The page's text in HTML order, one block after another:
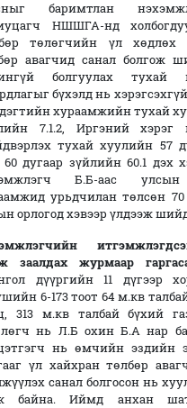
баримтлан
НШШГА-нд
төлөгчийн үл хөдлөх
авагчид санал болгож
болгуулах тухай
бүхэлд нь
хураамжийн тухай
7.1.2, Иргэний хэрэг
тухай хуулийн 57
60 дугаар зүйлийн 60.1 дэх
Б.Б-аас улсын
урьдчилан төлсөн 70
орлогод хэвээр үлдээж
ийн
заалдах журмаар
дүүргийн 11 дүгээр
6-173 тоот 64 м.кв
313 м.кв талбай бүхий
нь Л.Б охин Б.А нар
нь өмчийн эздийн
үл хайхран төлбөр
санал болгосон нь
байна. Иймд анхан